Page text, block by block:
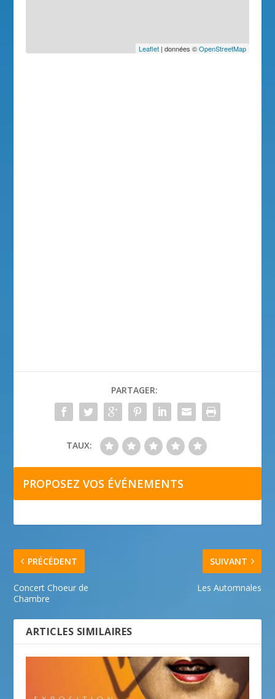
Leaflet| données ©OpenStreetMap
PARTAGER:
TAUX:
PROPOSEZ VOS ÉVÉNEMENTS
PRÉCÉDENT
Concert Choeur de
Chambre
SUIVANT
Les Automnales
ARTICLES SIMILAIRES